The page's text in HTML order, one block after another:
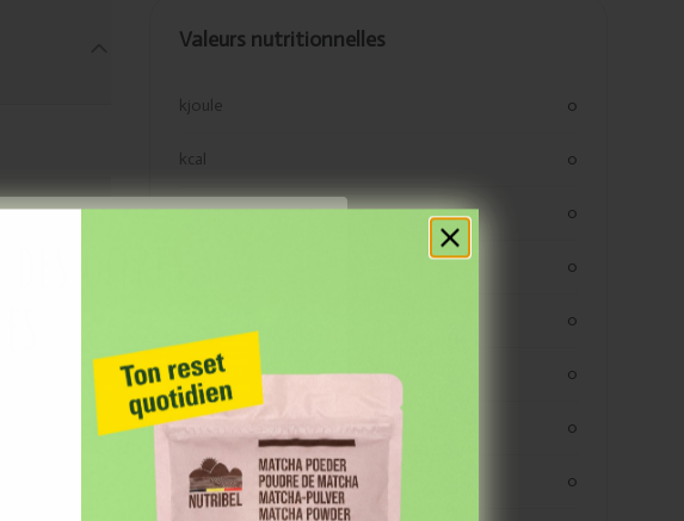
Valeurs nutritionnelles
kjoule 0
kcal 0
vetten 0
0
0
koolhydraaten suiker 0
vezels 0
eiwitten 0